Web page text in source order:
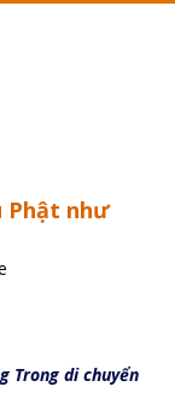
Phật như
Trong di chuyển